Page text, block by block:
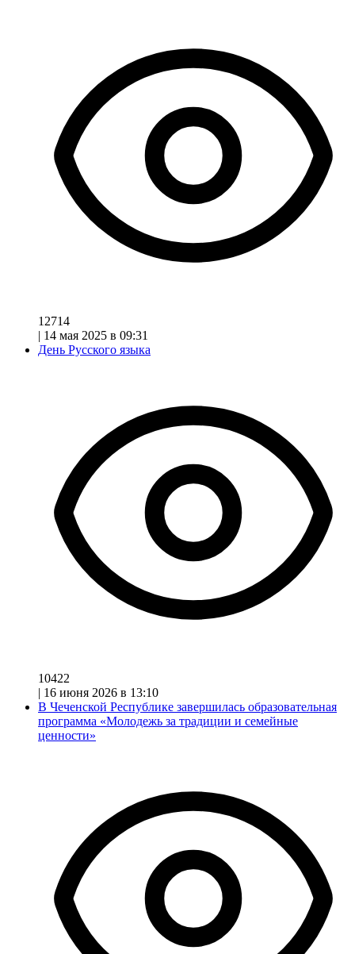
12714
| 14 мая 2025 в 09:31
День Русского языка
10422
| 16 июня 2026 в 13:10
В Чеченской Республике завершилась образовательная
программа «Молодежь за традиции и семейные
ценности»